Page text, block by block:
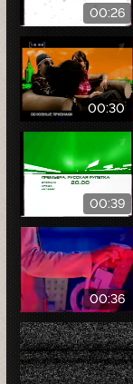
00:26
00:30
00:39
00:36